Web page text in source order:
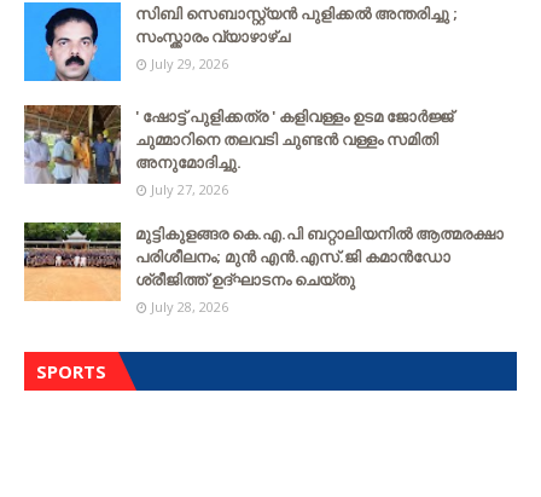
സിബി സെബാസ്റ്റ്യന്‍ പുളിക്കല്‍ അന്തരിച്ചു ;
സംസ്ക്കാരം വ്യാഴാഴ്ച
July 29, 2026
' ഷോട്ട് പുളിക്കത്ര ' കളിവള്ളം ഉടമ ജോർജ്ജ്
ചുമ്മാറിനെ തലവടി ചുണ്ടൻ വള്ളം സമിതി
അനുമോദിച്ചു.
July 27, 2026
മുട്ടികുളങ്ങര കെ.എ.പി ബറ്റാലിയനിൽ ആത്മരക്ഷാ
പരിശീലനം; മുൻ എൻ.എസ്.ജി കമാൻഡോ
ശ്രീജിത്ത് ഉദ്ഘാടനം ചെയ്തു
July 28, 2026
SPORTS